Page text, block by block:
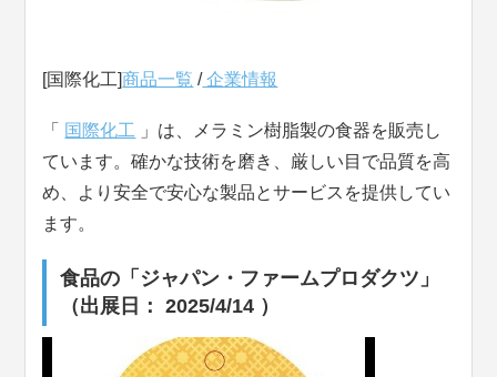
[国際化工]商品一覧 /企業情報
「 国際化工
」は、メラミン樹脂製の食器を販売し
ています。確かな技術を磨き、厳しい目で品質を高
め、より安全で安心な製品とサービスを提供してい
ます。
食品の「ジャパン・ファームプロダクツ」
（出展日： 2025/4/14 ）